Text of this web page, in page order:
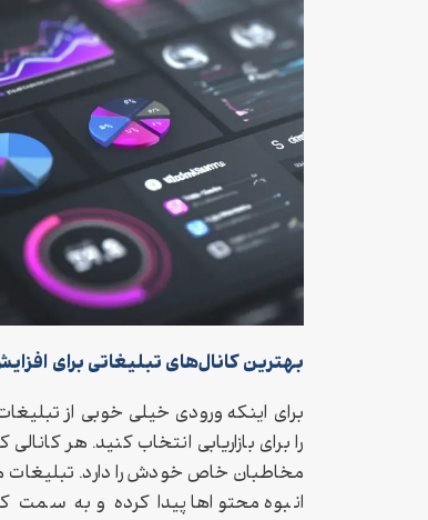
بهترین کانال‌های تبلیغاتی برای
برای اینکه ورودی خیلی خوبی از
را برای بازاریابی انتخاب کنید. هر
مخاطبان خاص خودش را دارد. تبلیغات
انبوه محتواها پیدا کرده و به سمت